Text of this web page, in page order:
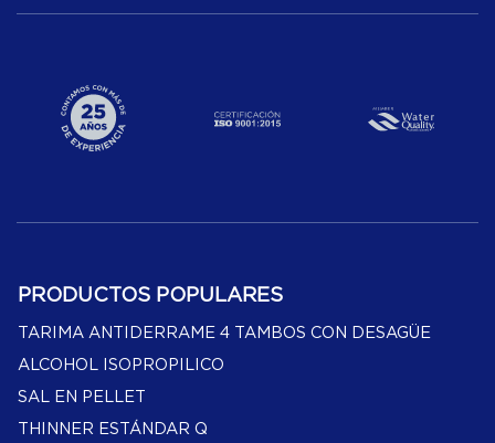
PRODUCTOS POPULARES
TARIMA ANTIDERRAME 4 TAMBOS CON DESAGÜE
ALCOHOL ISOPROPILICO
SAL EN PELLET
THINNER ESTÁNDAR Q